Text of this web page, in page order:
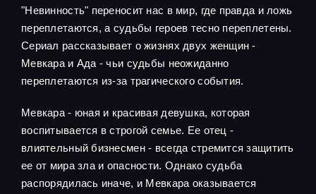
"Невинность" переносит нас в мир, где правда и ложь
переплетаются, а судьбы героев тесно переплетены.
Сериал рассказывает о жизнях двух женщин -
Мевкара и Ада - чьи судьбы неожиданно
переплетаются из-за трагического события.
Мевкара - юная и красивая девушка, которая
воспитывается в строгой семье. Ее отец -
влиятельный бизнесмен - всегда стремится защитить
ее от мира зла и опасности. Однако судьба
распорядилась иначе, и Мевкара оказывается